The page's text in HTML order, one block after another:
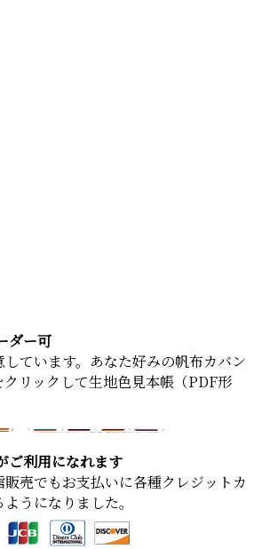
ダー可
ています。あなた好みの帆布カバン
リックして生地色見本帳（PDF形
ご利用になれます
売でもお支払いに各種クレジットカ
うになりました。